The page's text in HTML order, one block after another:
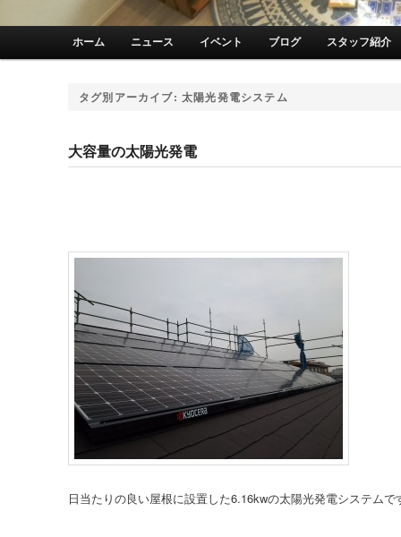
メインメニュー
メインコンテンツへ移動
サブコンテンツへ移動
ホーム ニュース イベント ブログ スタッフ紹介
タグ別アーカイブ: 太陽光発電システム
大容量の太陽光発電
日当たりの良い屋根に設置した6.16kwの太陽光発電システムで